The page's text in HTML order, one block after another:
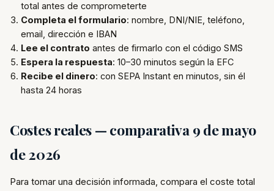
total antes de comprometerte
Completa el formulario: nombre, DNI/NIE, teléfono,
email, dirección e IBAN
Lee el contrato antes de firmarlo con el código SMS
Espera la respuesta: 10–30 minutos según la EFC
Recibe el dinero: con SEPA Instant en minutos, sin él
hasta 24 horas
Costes reales — comparativa 9 de mayo
de 2026
Para tomar una decisión informada, compara el coste total